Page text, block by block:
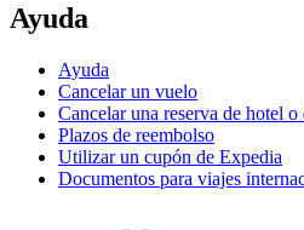
Ayuda
Ayuda
Cancelar un vuelo
Cancelar una reserva de hotel
Plazos de reembolso
Utilizar un cupón de Expedia
Documentos para viajes